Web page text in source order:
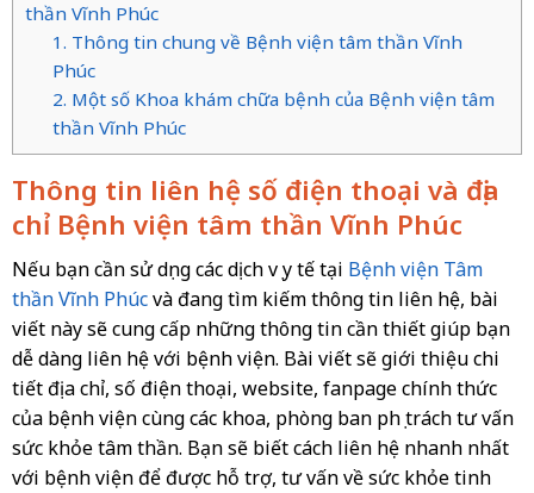
thần Vĩnh Phúc
1. Thông tin chung về Bệnh viện tâm thần Vĩnh
Phúc
2. Một số Khoa khám chữa bệnh của Bệnh viện tâm
thần Vĩnh Phúc
Thông tin liên hệ số điện thoại và địa
chỉ Bệnh viện tâm thần Vĩnh Phúc
Nếu bạn cần sử dụng các dịch vụ y tế tại Bệnh viện Tâm
thần Vĩnh Phúcvà đang tìm kiếm thông tin liên hệ, bài
viết này sẽ cung cấp những thông tin cần thiết giúp bạn
dễ dàng liên hệ với bệnh viện. Bài viết sẽ giới thiệu chi
tiết địa chỉ, số điện thoại, website, fanpage chính thức
của bệnh viện cùng các khoa, phòng ban phụ trách tư vấn
sức khỏe tâm thần. Bạn sẽ biết cách liên hệ nhanh nhất
với bệnh viện để được hỗ trợ, tư vấn về sức khỏe tinh